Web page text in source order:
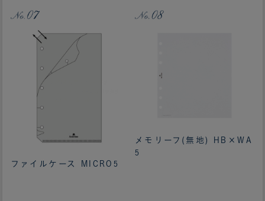
ファイルケース MICRO5
メモリーフ(無地) HB×WA
5